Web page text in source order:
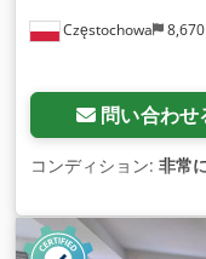
Częstochowa
問い合わせ
コンディション: 非常